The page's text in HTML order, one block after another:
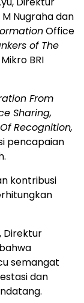
Nugraha dan
Office
of The
BRI
From
Sharing,
Recognition,
pencapaian
kontribusi
Direktur
semangat
dan